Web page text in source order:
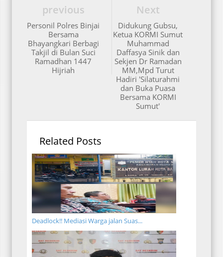
Next
Didukung Gubsu,
Ketua KORMI Sumut
Muhammad
Daffasya Sinik dan
Sekjen Dr Ramadan
MM,Mpd Turut
Hadiri 'Silaturahmi
dan Buka Puasa
Bersama KORMI
Sumut'
previous
Personil Polres Binjai
Bersama
Bhayangkari Berbagi
Takjil di Bulan Suci
Ramadhan 1447
Hijriah
Related Posts
Deadlock!! Mediasi Warga jalan Suas...